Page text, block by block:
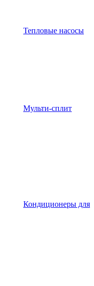
Тепловые насосы
Мульти-сплит
Кондиционеры для